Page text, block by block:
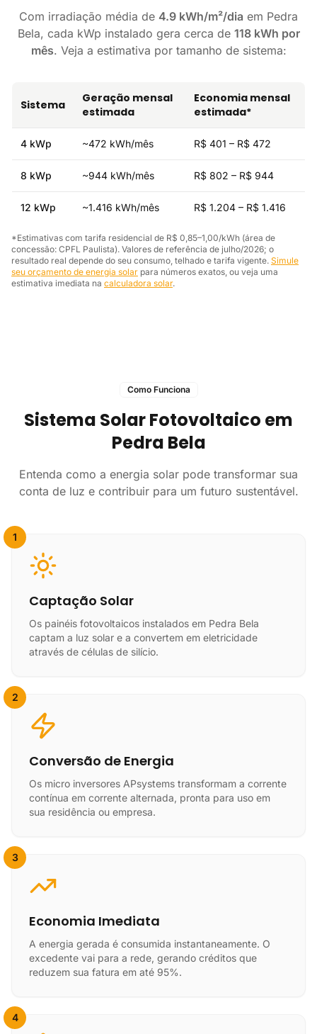
Com irradiação média de 4.9 kWh/m²/dia em Pedra
Bela, cada kWp instalado gera cerca de 118 kWh por
mês. Veja a estimativa por tamanho de sistema:
Sistema
Geração mensal
estimada
Economia mensal
estimada*
4 kWp ~472 kWh/mês R$ 401 – R$ 472
8 kWp ~944 kWh/mês R$ 802 – R$ 944
12 kWp ~1.416 kWh/mês R$ 1.204 – R$ 1.416
*Estimativas com tarifa residencial de R$ 0,85–1,00/kWh (área de
concessão: CPFL Paulista). Valores de referência de julho/2026; o
resultado real depende do seu consumo, telhado e tarifa vigente. Simule
seu orçamento de energia solar para números exatos, ou veja uma
estimativa imediata na calculadora solar.
Como Funciona
Sistema Solar Fotovoltaico em
Pedra Bela
Entenda como a energia solar pode transformar sua
conta de luz e contribuir para um futuro sustentável.
1
Captação Solar
Os painéis fotovoltaicos instalados em Pedra Bela
captam a luz solar e a convertem em eletricidade
através de células de silício.
2
Conversão de Energia
Os micro inversores APsystems transformam a corrente
contínua em corrente alternada, pronta para uso em
sua residência ou empresa.
3
Economia Imediata
A energia gerada é consumida instantaneamente. O
excedente vai para a rede, gerando créditos que
reduzem sua fatura em até 95%.
4